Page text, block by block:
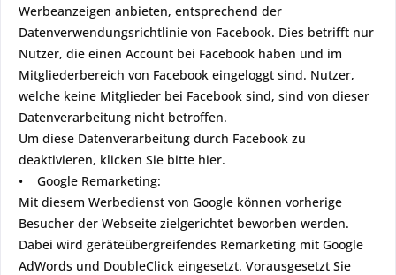
Werbeanzeigen anbieten, entsprechend der
Datenverwendungsrichtlinie von Facebook. Dies betrifft nur
Nutzer, die einen Account bei Facebook haben und im
Mitgliederbereich von Facebook eingeloggt sind. Nutzer,
welche keine Mitglieder bei Facebook sind, sind von dieser
Datenverarbeitung nicht betroffen.
Um diese Datenverarbeitung durch Facebook zu
deaktivieren, klicken Sie bitte hier.
• Google Remarketing:
Mit diesem Werbedienst von Google können vorherige
Besucher der Webseite zielgerichtet beworben werden.
Dabei wird geräteübergreifendes Remarketing mit Google
AdWords und DoubleClick eingesetzt. Vorausgesetzt Sie